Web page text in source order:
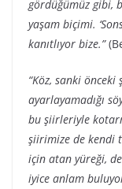
gördüğümüz gibi,
yaşam biçimi.
kanıtlıyor bize.”
“Köz, sanki
ayarlayamadığı
bu şiirleriyle
şiirimize de kendi
için atan yüreği,
iyice anlam